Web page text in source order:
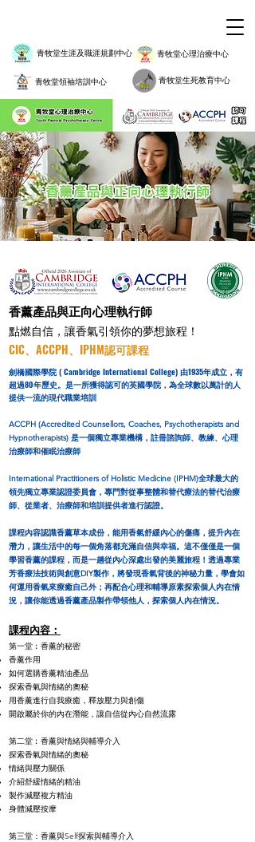
青牧堂生涯及職涯規劃中心 青牧堂心理治療中心
青牧堂領袖培訓中心 青牧堂生死教育中心
香薰產品與正向心理執行師
點燃自信，讓香氣引領你的夢想旅程！
CIC、ACCPH、IPHM認可課程
劍橋國際學院 ( Cambridge International College) 由1935年成立，有
超過80年歷史。是一所獲得認可的英國學院，為全球數以萬計的人
提供一流的現代職業培訓
ACCPH (Accredited Counsellors, Coaches, Psychotherapists and
Hypnotherapists) 是一個獨立專業機構，註冊諮詢師、教練、心理
治療師和催眠治療師
International Practitioners of Holistic Medicine (IPHM)全球最大的
領先獨立專業認證委員會，專門對從事整體和替代療法的替代治療
師、從業者、治療師和培訓提供者進行認證。
課程內容認識香薰草本成份，能用香氣舒緩內心的傷痛，提升內在
潛力，讓生活中的每一個角落都充滿自信與幸福。這不僅僅是一個
學習香薰的課程，而是一趟從內心深處出發的美麗旅程！透過專業
芳香療法技術與創意DIY製作，將發現香氣背後的神秘力量，學會如
何運用香氣來療癒自己外；再配合心理和輔導原素探索個人內在情
況，讓你能透過香薰產品製作帶領他人，探索個人內在情況。
課程內容：
第一堂︰香薰的秘密
香薰作用
如何選購香薰精油產品
探索香氣與情緒的奧秘
用香薰進行自我療癒，釋放壓力與創傷
開啟屬於你的內在潛能，讓自信從內心自然流露
第二堂︰香薰與情緒與輔導介入
探索香氣與情緒的奧秘
情緒與壓力關係
介紹舒緩情緒的精油
製作減壓複方精油
身體減壓按摩
第三堂：香薰與Self探索與輔導介入